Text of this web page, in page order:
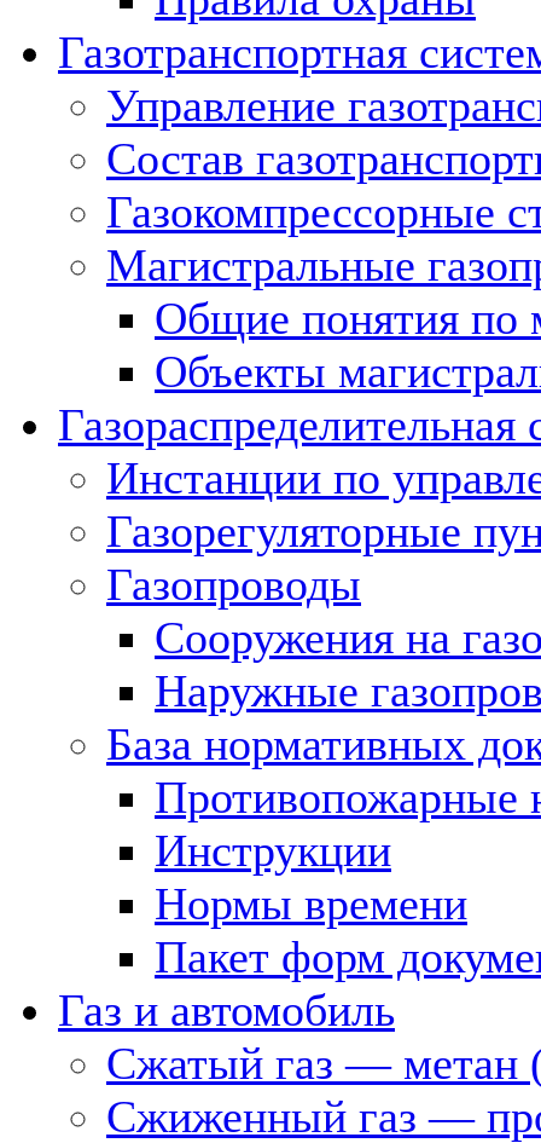
Газотранспортная
Управление
Состав
Газокомпрессорные
Магистральные
Общие понятия по
Объекты
Газораспределительная
Инстанции по
Газорегуляторные
Газопроводы
Сооружения на
Наружные
База нормативных
Противопожарные
Инструкции
Нормы времени
Пакет форм
Газ и автомобиль
Сжатый газ — метан
Сжиженный газ —